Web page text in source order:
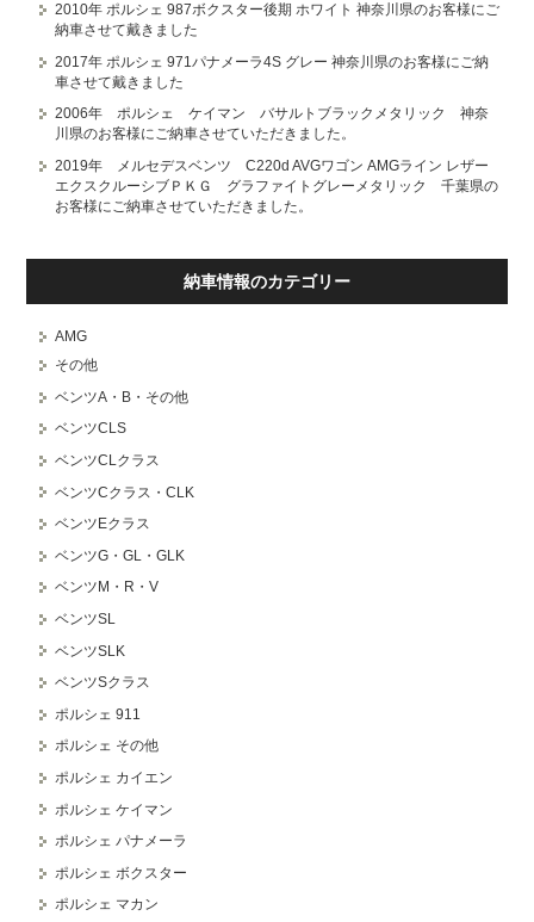
2010年 ポルシェ 987ボクスター後期 ホワイト 神奈川県のお客様にご
納車させて戴きました
2017年 ポルシェ 971パナメーラ4S グレー 神奈川県のお客様にご納
車させて戴きました
2006年 ポルシェ ケイマン バサルトブラックメタリック 神奈
川県のお客様にご納車させていただきました。
2019年 メルセデスベンツ C220d AVGワゴン AMGライン レザー
エクスクルーシブＰＫＧ グラファイトグレーメタリック 千葉県の
お客様にご納車させていただきました。
納車情報のカテゴリー
AMG
その他
ベンツA・B・その他
ベンツCLS
ベンツCLクラス
ベンツCクラス・CLK
ベンツEクラス
ベンツG・GL・GLK
ベンツM・R・V
ベンツSL
ベンツSLK
ベンツSクラス
ポルシェ 911
ポルシェ その他
ポルシェ カイエン
ポルシェ ケイマン
ポルシェ パナメーラ
ポルシェ ボクスター
ポルシェ マカン